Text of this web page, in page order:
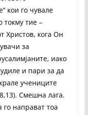
кои го чувале
токму тие –
Христов, кога Он
за
иако
и пари за да
учениците
Смешна лага.
направат тоа